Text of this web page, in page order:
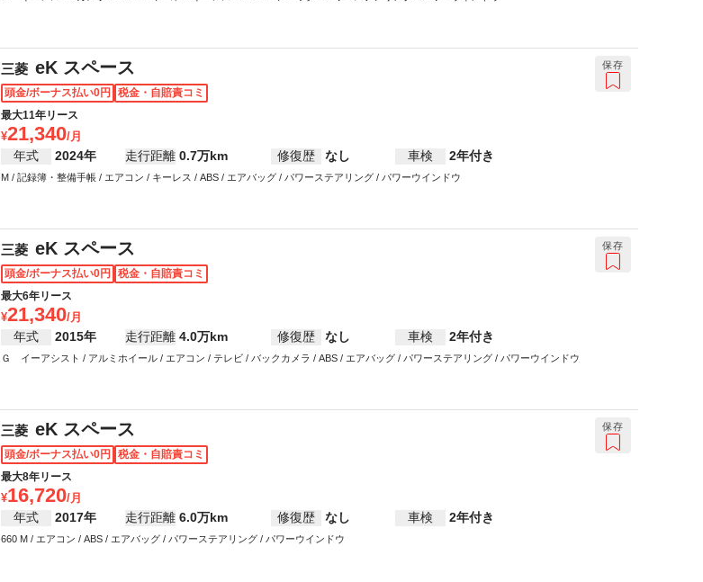
三菱 eK スペース
頭金/ボーナス払い0円
税金・自賠責コミ
最大11年リース
21,340
年式 2024年 走行距離 0.7万km 修復歴 なし 車検 2年付き
M / 記録簿・整備手帳 / エアコン / キーレス / ABS / エアバッグ / パワーステアリング / パワーウインドウ
保存
三菱 eK スペース
頭金/ボーナス払い0円
税金・自賠責コミ
最大6年リース
21,340
年式 2015年 走行距離 4.0万km 修復歴 なし 車検 2年付き
Ｇ イーアシスト / アルミホイール / エアコン / テレビ / バックカメラ / ABS / エアバッグ / パワーステアリング / パワーウインドウ
保存
三菱 eK スペース
頭金/ボーナス払い0円
税金・自賠責コミ
最大8年リース
16,720
年式 2017年 走行距離 6.0万km 修復歴 なし 車検 2年付き
660 M / エアコン / ABS / エアバッグ / パワーステアリング / パワーウインドウ
保存